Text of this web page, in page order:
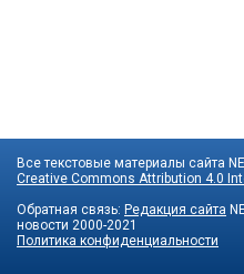
Все текстовые материалы сайта
Creative Commons Attribution 4.0
Обратная связь: Редакция сайта
новости 2000-2021
Политика конфиденциальности